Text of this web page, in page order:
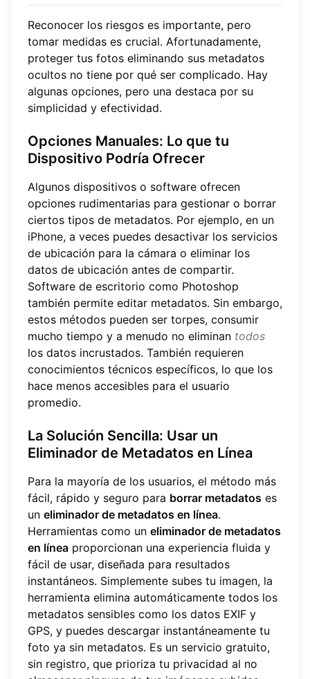
Reconocer los riesgos es importante, pero
tomar medidas es crucial. Afortunadamente,
proteger tus fotos eliminando sus metadatos
ocultos no tiene por qué ser complicado. Hay
algunas opciones, pero una destaca por su
simplicidad y efectividad.
Opciones Manuales: Lo que tu
Dispositivo Podría Ofrecer
Algunos dispositivos o software ofrecen
opciones rudimentarias para gestionar o borrar
ciertos tipos de metadatos. Por ejemplo, en un
iPhone, a veces puedes desactivar los servicios
de ubicación para la cámara o eliminar los
datos de ubicación antes de compartir.
Software de escritorio como Photoshop
también permite editar metadatos. Sin embargo,
estos métodos pueden ser torpes, consumir
mucho tiempo y a menudo no eliminan todos
los datos incrustados. También requieren
conocimientos técnicos específicos, lo que los
hace menos accesibles para el usuario
promedio.
La Solución Sencilla: Usar un
Eliminador de Metadatos en Línea
Para la mayoría de los usuarios, el método más
fácil, rápido y seguro para borrar metadatos es
un eliminador de metadatos en línea.
Herramientas como un eliminador de metadatos
en línea proporcionan una experiencia fluida y
fácil de usar, diseñada para resultados
instantáneos. Simplemente subes tu imagen, la
herramienta elimina automáticamente todos los
metadatos sensibles como los datos EXIF y
GPS, y puedes descargar instantáneamente tu
foto ya sin metadatos. Es un servicio gratuito,
sin registro, que prioriza tu privacidad al no